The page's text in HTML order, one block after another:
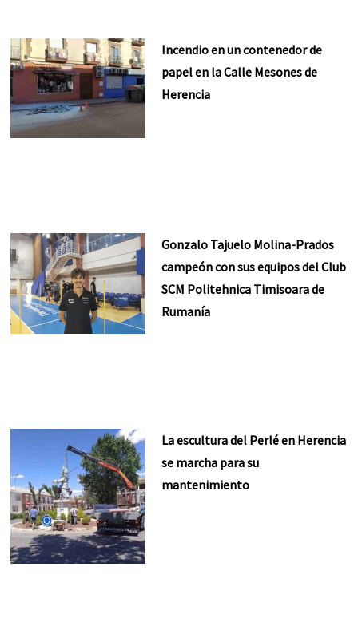
Incendio en un contenedor de
papel en la Calle Mesones de
Herencia
Gonzalo Tajuelo Molina-Prados
campeón con sus equipos del Club
SCM Politehnica Timisoara de
Rumanía
La escultura del Perlé en Herencia
se marcha para su
mantenimiento